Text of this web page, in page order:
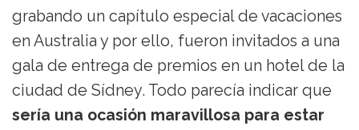
grabando un capítulo especial de vacaciones
en Australia y por ello, fueron invitados a una
gala de entrega de premios en un hotel de la
ciudad de Sídney. Todo parecía indicar que
sería una ocasión maravillosa para estar